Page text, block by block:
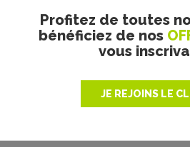
Profitez de toutes
bénéficiez de nos
vous
JE REJOINS LE
de l’excellent Joseph Trapanese.
Joe Penna